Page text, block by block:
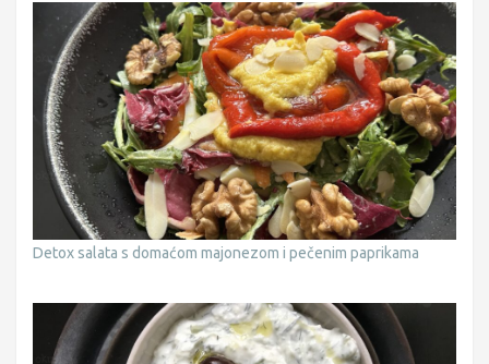
Detox salata s domaćom majonezom i pečenim paprikama